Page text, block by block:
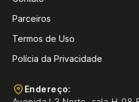
Parceiros
Termos de Uso
Polícia da Privacidade
Endereço: